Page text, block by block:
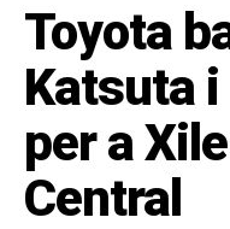
Toyota
Katsuta
per a
Central